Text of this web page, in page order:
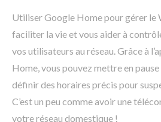
Utiliser Google Home pour gérer le
faciliter la vie et vous aider à
vos utilisateurs au réseau. Grâce à
Home, vous pouvez mettre en
définir des horaires précis pour
C’est un peu comme avoir une
votre réseau domestique !